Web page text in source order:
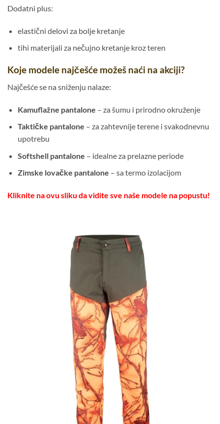
Dodatni plus:
elastični delovi za bolje kretanje
tihi materijali za nečujno kretanje kroz teren
Koje modele najčešće možeš naći na akciji?
Najčešće se na sniženju nalaze:
Kamuflažne pantalone – za šumu i prirodno okruženje
Taktičke pantalone – za zahtevnije terene i svakodnevnu
upotrebu
Softshell pantalone – idealne za prelazne periode
Zimske lovačke pantalone – sa termo izolacijom
Kliknite na ovu sliku da vidite sve naše modele na popustu!